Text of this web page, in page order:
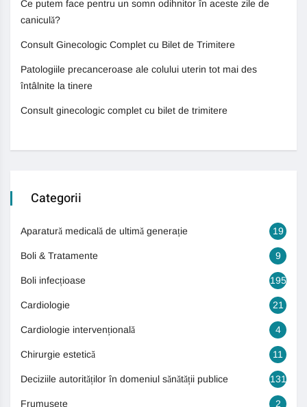
Ce putem face pentru un somn odihnitor în aceste zile de
caniculă?
Consult Ginecologic Complet cu Bilet de Trimitere
Patologiile precanceroase ale colului uterin tot mai des
întâlnite la tinere
Consult ginecologic complet cu bilet de trimitere
Categorii
Aparatură medicală de ultimă generație 19
Boli & Tratamente 9
Boli infecțioase 195
Cardiologie 21
Cardiologie intervențională 4
Chirurgie estetică 11
Deciziile autorităților în domeniul sănătății publice 131
Frumusețe 2